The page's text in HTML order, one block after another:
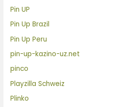
Pin UP
Pin Up Brazil
Pin Up Peru
pin-up-kazino-uz.net
pinco
Playzilla Schweiz
Plinko